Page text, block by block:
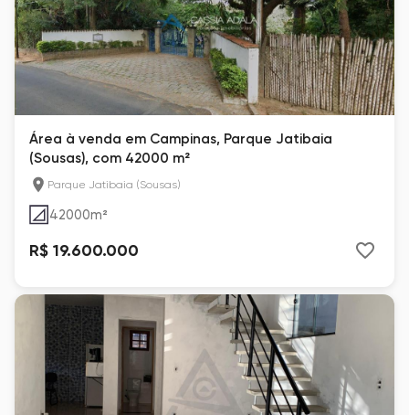
Área à venda em Campinas, Parque Jatibaia
(Sousas), com 42000 m²
Parque Jatibaia (Sousas)
42000m²
R$ 19.600.000